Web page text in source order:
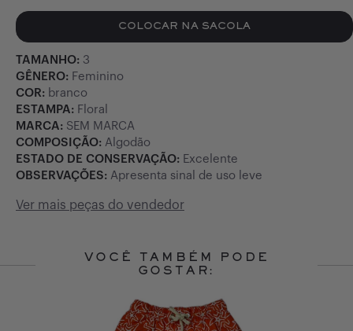
COLOCAR NA SACOLA
TAMANHO: 3
GÊNERO: Feminino
COR: branco
ESTAMPA: Floral
MARCA: SEM MARCA
COMPOSIÇÃO: Algodão
ESTADO DE CONSERVAÇÃO: Excelente
OBSERVAÇÕES: Apresenta sinal de uso leve
Ver mais peças do vendedor
VOCÊ TAMBÉM PODE
GOSTAR: